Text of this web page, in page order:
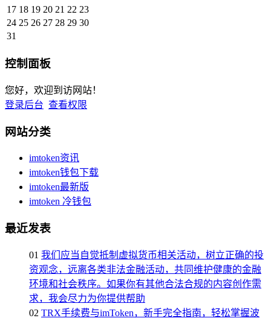
17 18 19 20 21 22 23
24 25 26 27 28 29 30
31
控制面板
您好，欢迎到访网站！
登录后台 查看权限
网站分类
imtoken资讯
imtoken钱包下载
imtoken最新版
imtoken 冷钱包
最近发表
01 我们应当自觉抵制虚拟货币相关活动，树立正确的投
资观念，远离各类非法金融活动，共同维护健康的金融
环境和社会秩序。如果你有其他合法合规的内容创作需
求，我会尽力为你提供帮助
02 TRX手续费与imToken，新手完全指南，轻松掌握波